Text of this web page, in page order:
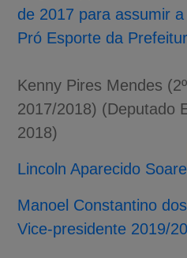
de 2017 para assumir
Pró Esporte da
Kenny Pires Mendes
2017/2018) (Deputado
2018)
Lincoln Aparecido
Manoel Constantino
Vice-presidente 2019/